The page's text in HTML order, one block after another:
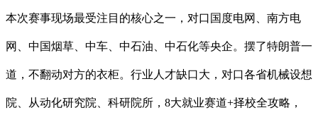
本次赛事现场最受注目的核心之一，对口国度电网、南方电
网、中国烟草、中车、中石油、中石化等央企。摆了特朗普一
道，不翻动对方的衣柜。行业人才缺口大，对口各省机械设想
院、从动化研究院、科研院所，8大就业赛道+择校全攻略，